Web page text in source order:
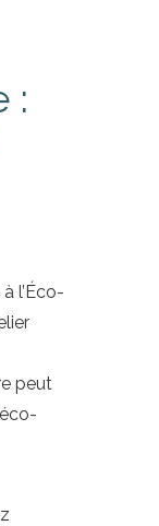
:
l’Éco-
peut